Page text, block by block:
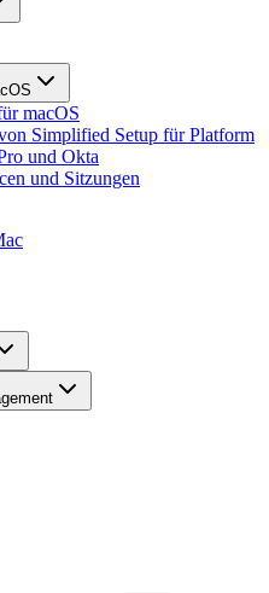
macOS
Simplified Setup für Platform
und Okta
und Sitzungen